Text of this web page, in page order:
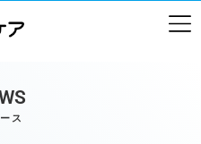
ス